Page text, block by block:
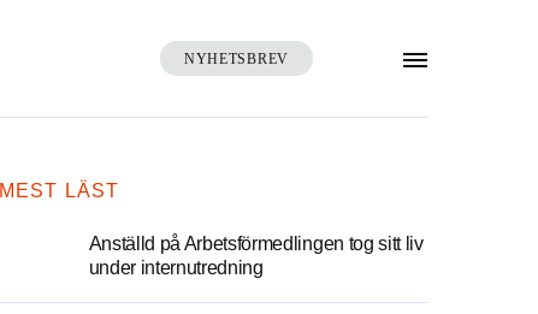
NYHETSBREV
MEST LÄST
Anställd på Arbetsförmedlingen tog sitt liv
under internutredning